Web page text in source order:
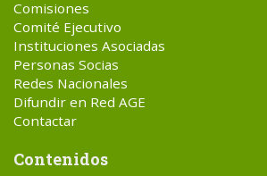
Comisiones
Comité Ejecutivo
Instituciones Asociadas
Personas Socias
Redes Nacionales
Difundir en Red AGE
Contactar
Contenidos